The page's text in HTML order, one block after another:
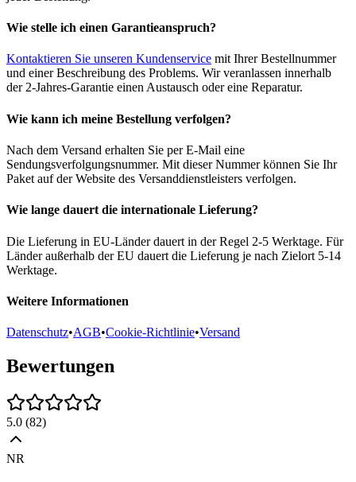
Wie stelle ich einen Garantieanspruch?
Kontaktieren Sie unseren Kundenservice mit Ihrer Bestellnummer
und einer Beschreibung des Problems. Wir veranlassen innerhalb
der 2-Jahres-Garantie einen Austausch oder eine Reparatur.
Wie kann ich meine Bestellung verfolgen?
Nach dem Versand erhalten Sie per E-Mail eine
Sendungsverfolgungsnummer. Mit dieser Nummer können Sie Ihr
Paket auf der Website des Versanddienstleisters verfolgen.
Wie lange dauert die internationale Lieferung?
Die Lieferung in EU-Länder dauert in der Regel 2-5 Werktage. Für
Länder außerhalb der EU dauert die Lieferung je nach Zielort 5-14
Werktage.
Weitere Informationen
Datenschutz•AGB•Cookie-Richtlinie•Versand
Bewertungen
5.0 (82)
NR